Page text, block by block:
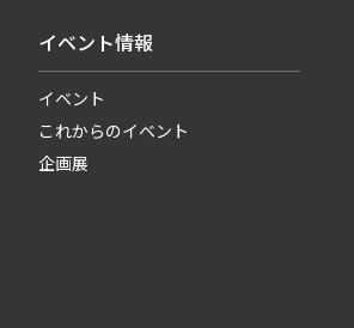
イベント情報
イベント
これからのイベント
企画展